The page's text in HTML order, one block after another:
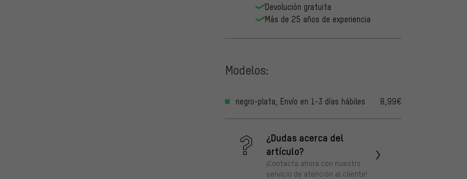
Devolución gratuita
Más de 25 años de experiencia
Modelos:
negro-plata, Envío en 1-3 días hábiles 8,99€
¿Dudas acerca del
artículo?
¡Contacta ahora con nuestro
servicio de atención al cliente!